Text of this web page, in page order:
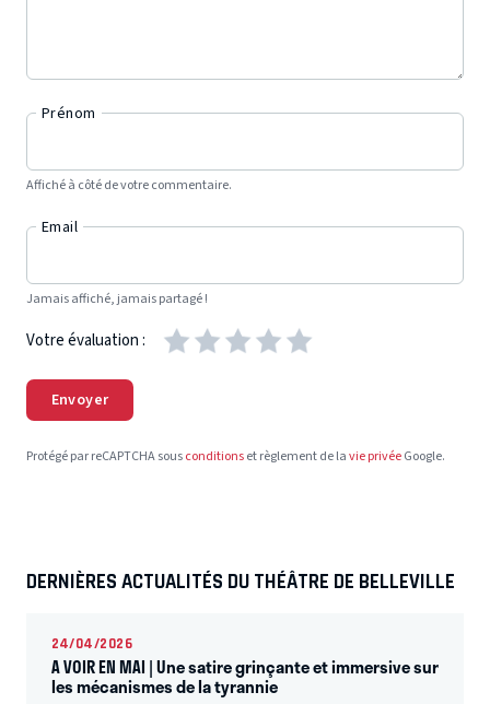
Prénom
Affiché à côté de votre commentaire.
Email
Jamais affiché, jamais partagé !
Votre évaluation :
Envoyer
Protégé par reCAPTCHA sousconditionset règlement de lavie privéeGoogle.
DERNIÈRES ACTUALITÉS DU THÉÂTRE DE BELLEVILLE
24/04/2026
A VOIR EN MAI | Une satire grinçante et immersive sur
les mécanismes de la tyrannie